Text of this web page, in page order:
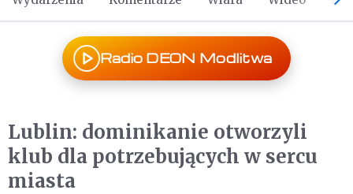
Radio DEON Modlitwa
Lublin: dominikanie otworzyli
klub dla potrzebujących w sercu
miasta